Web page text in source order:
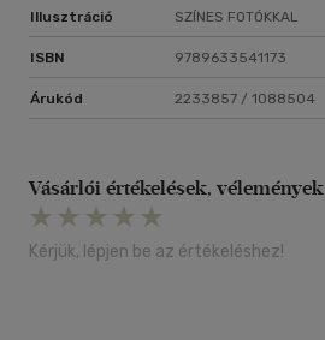
Illusztráció SZÍNES FOTÓKKAL
ISBN 9789633541173
Árukód 2233857 / 1088504
Vásárlói értékelések, vélemények
Kérjük, lépjen be az értékeléshez!